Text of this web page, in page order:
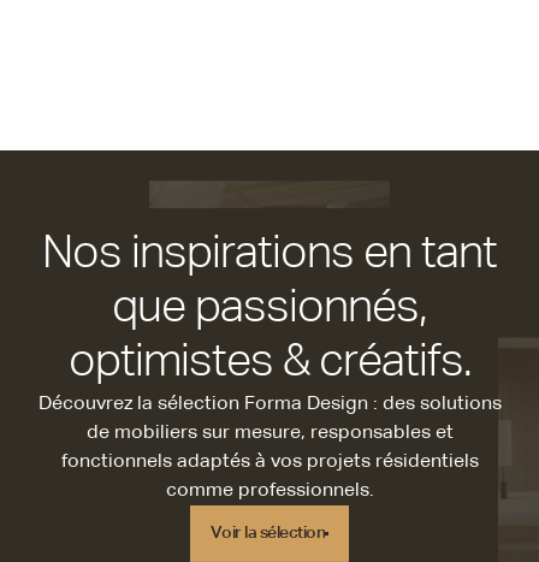
Nos inspirations en tant
que passionnés,
optimistes & créatifs.
Découvrez la sélection Forma Design : des solutions
de mobiliers sur mesure, responsables et
fonctionnels adaptés à vos projets résidentiels
comme professionnels.
Voir la sélection